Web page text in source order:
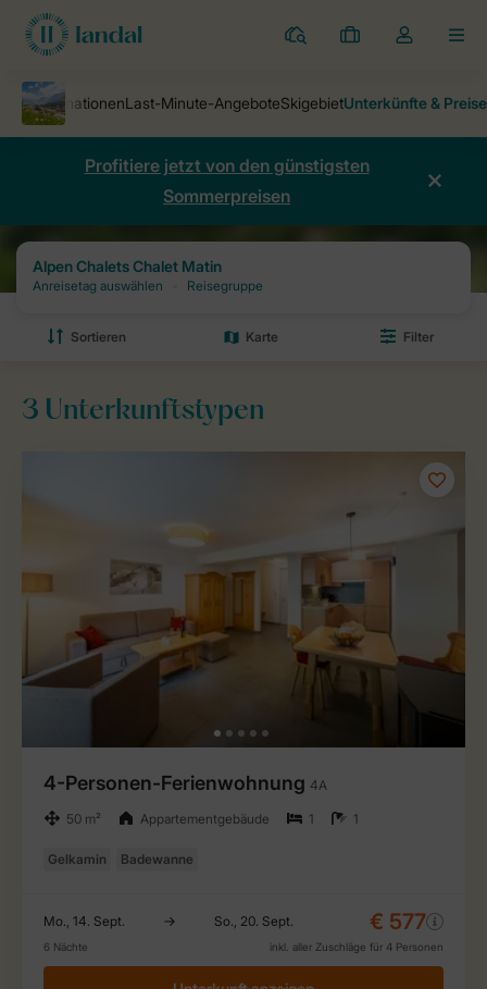
Ferienparks
Meine
Dropdown-
meines
öffnen
Profitiere jetzt von den günstigsten
Sommerpreisen
Ferienparks Alpen Chalets Chalet Matin